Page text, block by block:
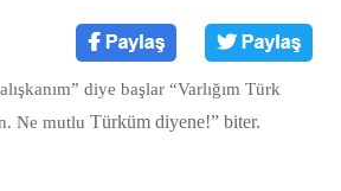
diye başlar “Varlığım Türk
Ne mutlu Türküm diyene!” biter.